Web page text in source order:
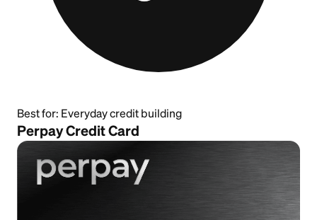
Best for: Everyday credit building
Perpay Credit Card